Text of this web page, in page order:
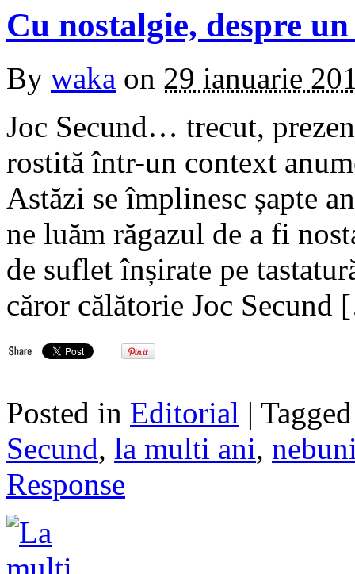
Cu nostalgie, despre
By waka on 29 ianuarie
Joc Secund… trecut,
rostită într-un context
Astăzi se împlinesc șapte
ne luăm răgazul de a fi
de suflet înșirate pe
căror călătorie Joc
Posted in Editorial |
Secund, la multi ani,
Response